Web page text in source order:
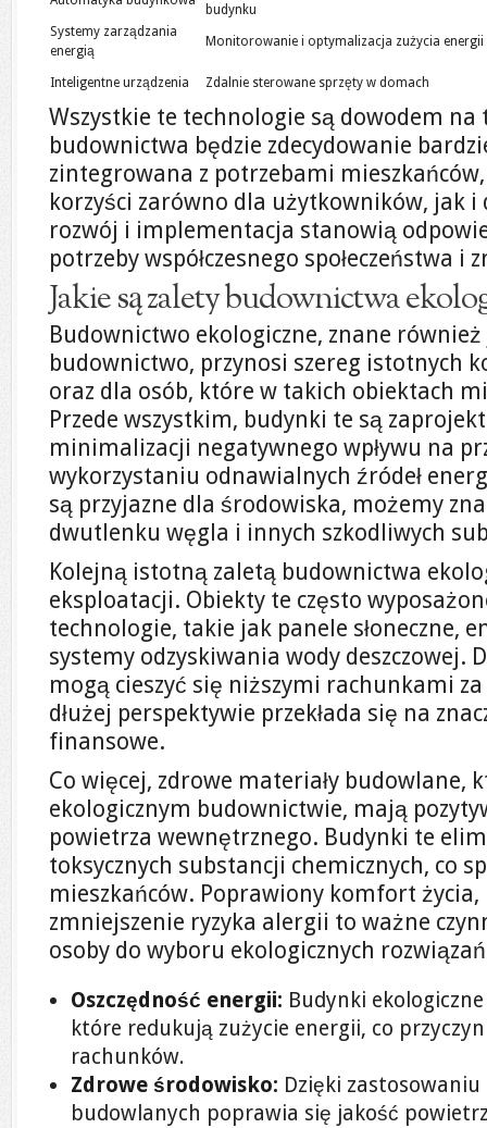
budynku
Systemy zarządzania
energią
Monitorowanie i optymalizacja zużycia energii
Inteligentne urządzenia Zdalnie sterowane sprzęty w domach
Wszystkie te technologie są dowodem na
budownictwa będzie zdecydowanie
zintegrowana z potrzebami
korzyści zarówno dla użytkowników, jak
rozwój i implementacja stanowią
potrzeby współczesnego społeczeństwa i
Jakie są zalety budownictwa
Budownictwo ekologiczne, znane
budownictwo, przynosi szereg istotnych
oraz dla osób, które w takich obiektach
Przede wszystkim, budynki te są
minimalizacji negatywnego wpływu na
wykorzystaniu odnawialnych źródeł
są przyjazne dla środowiska, możemy
dwutlenku węgla i innych szkodliwych
Kolejną istotną zaletą budownictwa
eksploatacji. Obiekty te często
technologie, takie jak panele słoneczne,
systemy odzyskiwania wody deszczowej.
mogą cieszyć się niższymi rachunkami
dłużej perspektywie przekłada się na
finansowe.
Co więcej, zdrowe materiały budowlane,
ekologicznym budownictwie, mają
powietrza wewnętrznego. Budynki te
toksycznych substancji chemicznych, co
mieszkańców. Poprawiony komfort życia,
zmniejszenie ryzyka alergii to ważne
osoby do wyboru ekologicznych
Oszczędność energii: Budynki
które redukują zużycie energii, co
rachunków.
Zdrowe środowisko: Dzięki
budowlanych poprawia się jakość